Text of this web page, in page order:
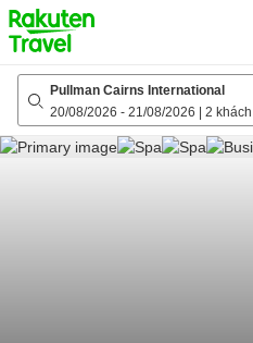
to
top
page
Pullman Cairns International
20/08/2026 - 21/08/2026 2 khách